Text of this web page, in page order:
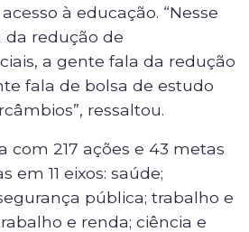
à educação. “Nesse
da redução de
a gente fala da redução
fala de bolsa de estudo
ressaltou.
com 217 ações e 43 metas
em 11 eixos: saúde;
pública; trabalho e
e renda; ciência e